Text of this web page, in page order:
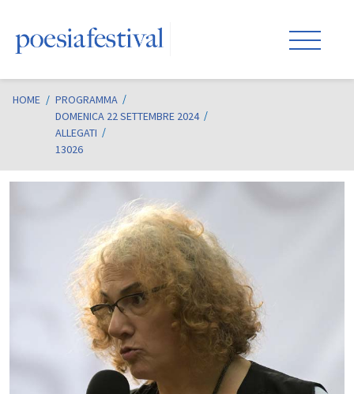
HOME / PROGRAMMA
DOMENICA 22 SETTEMBRE 2024
ALLEGATI
13026